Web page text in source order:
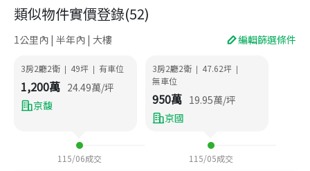
類似物件實價登錄(52)
1公里內 | 半年內 | 大樓 編輯篩選條件
3房2廳2衛 | 49坪 | 有車位
1,200萬 24.49萬/坪
京馥
115/06成交
3房2廳2衛 | 47.62坪 |
無車位
950萬 19.95萬/坪
京國
115/05成交